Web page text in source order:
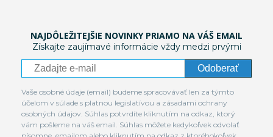
NAJDÔLEŽITEJŠIE NOVINKY PRIAMO NA VÁŠ EMAIL
Získajte zaujímavé informácie vždy medzi prvými
Odoberať
Vaše osobné údaje (email) budeme spracovávať len za týmto
účelom v súlade s platnou legislatívou a zásadami ochrany
osobných údajov. Súhlas potvrdíte kliknutím na odkaz, ktorý
vám pošleme na váš email. Súhlas môžete kedykoľvek odvolať